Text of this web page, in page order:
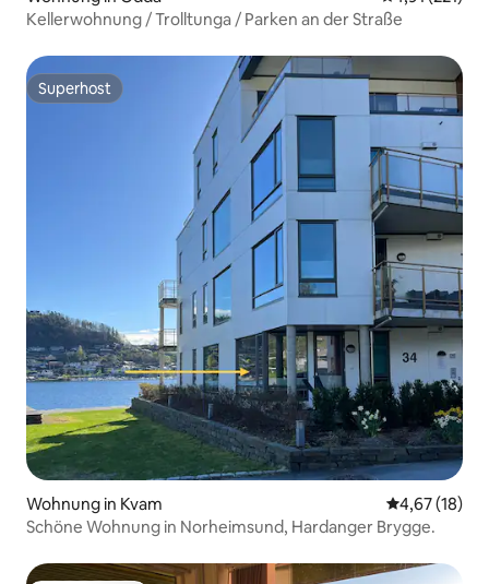
Kellerwohnung / Trolltunga / Parken an der Straße
Superhost
Superhost
Wohnung in Kvam
4,67 (18)
Schöne Wohnung in Norheimsund, Hardanger Brygge.